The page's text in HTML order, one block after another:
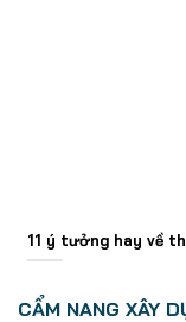
11 ý tưởng hay về
CẨM NANG XÂY